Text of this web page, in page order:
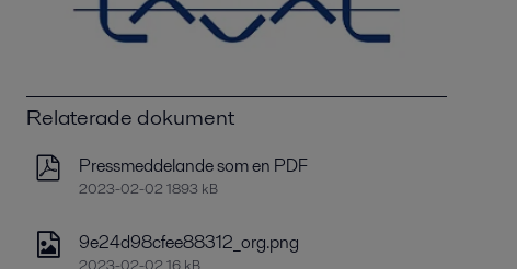
Relaterade dokument
Pressmeddelande som en PDF
2023-02-02 1893 kB
9e24d98cfee88312_org.png